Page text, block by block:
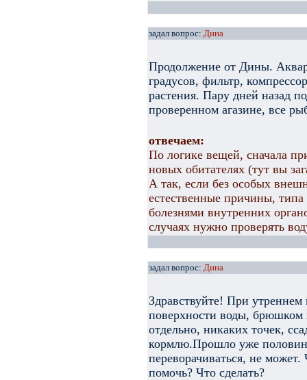
задал вопрос: Дина
Продолжение от Дины.
градусов, фильтр,
растения. Пару дней назад
проверенном агазине, все
отвечаем:
По логике вещей, сначала
новых обитателях (тут вы
А так, если без особых
естественные причины, типа
болезнями внутренних
случаях нужно проверять
задал вопрос: Дина
Здравствуйте! При
поверхности воды, брюшком
отдельно, никаких точек,
кормлю.Прошло уже
переворачиваться, не
помочь? Что сделать?